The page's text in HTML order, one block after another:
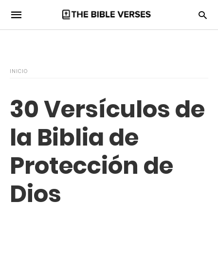
INICIO
30 Versículos de
la Biblia de
Protección de
Dios